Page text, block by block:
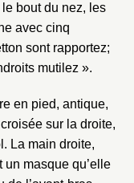
bout du nez, les
avec cinq
sont rapportez;
mutilez ».
en pied, antique,
sur la droite,
La main droite,
masque qu’elle